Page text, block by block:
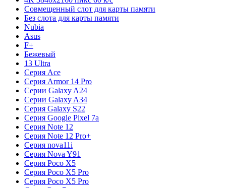
Совмещенный слот для карты памяти
Без слота для карты памяти
Nubia
Asus
F+
Бежевый
13 Ultra
Серия Ace
Серия Armor 14 Pro
Серии Galaxy A24
Серии Galaxy A34
Серия Galaxy S22
Серия Google Pixel 7a
Серия Note 12
Серия Note 12 Pro+
Серия nova11i
Серия Nova Y91
Серия Poco X5
Серия Poco X5 Pro
Серия Poco X5 Pro